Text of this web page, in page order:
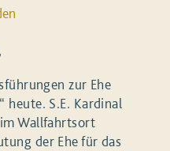
zur Ehe
heute. S.E. Kardinal
Wallfahrtsort
der Ehe für das